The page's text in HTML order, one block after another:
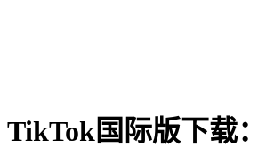
TikTok国际版下载